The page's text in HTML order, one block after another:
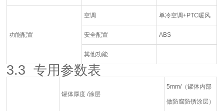
功能配置
空调 单冷空调+PTC暖风
安全配置 ABS
其他功能
3.3 专用参数表
罐体厚度 /涂层
5mm/（罐体内部
做防腐防锈涂层）